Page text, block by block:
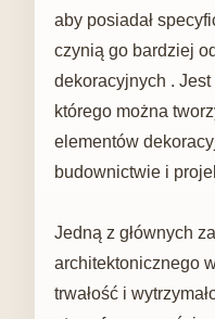
aby posiadał
czynią go bardziej
dekoracyjnych . Jest
którego można
elementów
budownictwie i
Jedną z głównych
architektonicznego
trwałość i